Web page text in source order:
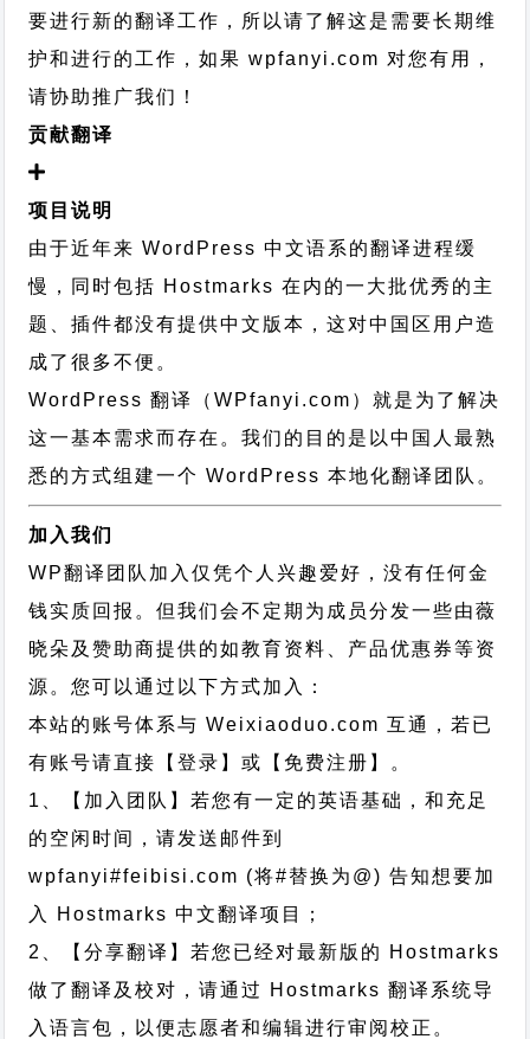
要进行新的翻译工作，所以请了解这是需要长期维
护和进行的工作，如果 wpfanyi.com 对您有用，
请协助推广我们！
贡献翻译
项目说明
由于近年来 WordPress 中文语系的翻译进程缓
慢，同时包括 Hostmarks 在内的一大批优秀的主
题、插件都没有提供中文版本，这对中国区用户造
成了很多不便。
WordPress 翻译（WPfanyi.com） 就是为了解决
这一基本需求而存在。我们的目的是以中国人最熟
悉的方式组建一个 WordPress 本地化翻译团队。
加入我们
WP翻译团队加入仅凭个人兴趣爱好，没有任何金
钱实质回报。但我们会不定期为成员分发一些由薇
晓朵及赞助商提供的如教育资料、产品优惠券等资
源。您可以通过以下方式加入：
本站的账号体系与Weixiaoduo.com 互通，若已
有账号请直接【登录】或【免费注册】。
1、【加入团队】若您有一定的英语基础，和充足
的空闲时间，请发送邮件到
wpfanyi#feibisi.com (将#替换为@) 告知想要加
入 Hostmarks 中文翻译项目；
2、【分享翻译】若您已经对最新版的 Hostmarks
做了翻译及校对，请通过 Hostmarks 翻译系统导
入语言包，以便志愿者和编辑进行审阅校正。